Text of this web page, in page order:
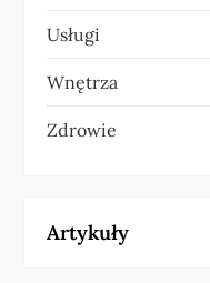
Usługi
Wnętrza
Zdrowie
Artykuły